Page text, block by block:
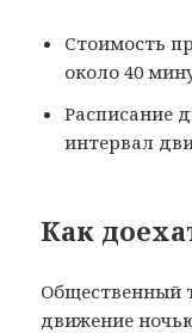
Стоимость
около 40
Расписание
интервал
Как
Общественный
движение